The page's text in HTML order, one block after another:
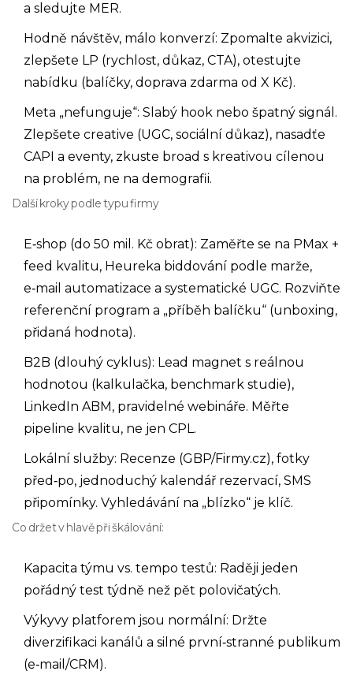
a sledujte MER.
Hodně návštěv, málo konverzí: Zpomalte akvizici,
zlepšete LP (rychlost, důkaz, CTA), otestujte
nabídku (balíčky, doprava zdarma od X Kč).
Meta „nefunguje“: Slabý hook nebo špatný signál.
Zlepšete creative (UGC, sociální důkaz), nasadťe
CAPI a eventy, zkuste broad s kreativou cílenou
na problém, ne na demografii.
Další kroky podle typu firmy
E‑shop (do 50 mil. Kč obrat): Zaměřte se na PMax +
feed kvalitu, Heureka biddování podle marže,
e‑mail automatizace a systematické UGC. Rozviňte
referenční program a „příběh balíčku“ (unboxing,
přidaná hodnota).
B2B (dlouhý cyklus): Lead magnet s reálnou
hodnotou (kalkulačka, benchmark studie),
LinkedIn ABM, pravidelné webináře. Měřte
pipeline kvalitu, ne jen CPL.
Lokální služby: Recenze (GBP/Firmy.cz), fotky
před‑po, jednoduchý kalendář rezervací, SMS
připomínky. Vyhledávání na „blízko“ je klíč.
Co držet v hlavě při škálování:
Kapacita týmu vs. tempo testů: Raději jeden
pořádný test týdně než pět polovičatých.
Výkyvy platforem jsou normální: Držte
diverzifikaci kanálů a silné první‑stranné publikum
(e‑mail/CRM).